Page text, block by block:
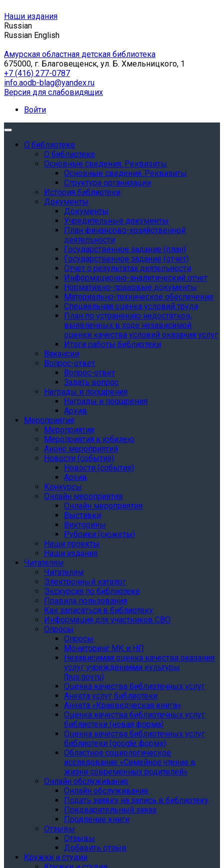
Наши издания
Russian
Russian English
Амурская областная детская библиотека
675000, г. Благовещенск, ул. Б. Хмельницкого, 1
+7 (416) 277-0787
info.aodb-blag@yandex.ru
Версия для слабовидящих
Войти
О библиотеке
О библиотеке
Основные сведения. Реквизиты
Основные сведения. Реквизиты
Структура организации
История библиотеки
Документы
Документы
Учредительные документы
План финансово-хозяйственной
деятельности
Государственное задание (план)
Государственное задание (отчет)
Отчет о результатах деятельности
Информационно-аналитический отчет
Нормативно-правовые документы
Материально-техническое обеспечение
Специальная оценка условий труда
План по устранению недостатков,
выявленных в ходе независимой
оценки качества условий оказания услуг
Итоги работы библиотеки
Вакансии
Вопрос-ответ
Вопрос-ответ
Задать вопрос
Награды и поощрения
Награды и поощрения
Архив
Мероприятия
Мероприятия
Мероприятия к юбилею
Анонс мероприятий
Новости (события)
Новости (события)
Архив
Конкурсы
Онлайн мероприятия
Онлайн мероприятия
Выставки
Викторины
Рубрики (сюжеты)
Наши проекты
Наши издания
Читателям
Читателям
Электронный каталог
Экскурсия по библиотеке
Правила пользования
Как записаться в библиотеку
Информация для участников СВО
Опросы
Опросы
Мониторинг МК и НП
Независимая оценка качества оказания
услуг учреждениями культуры
(bus.gov.ru)
Оценка качества библиотечных услуг
Анкета услуг библиотеки
Анкета «Краеведческая книга»
Oценка качества библиотечных услуг
библиотеки (новая форма)
Oценка качества библиотечных услуг
библиотеки (google форма)
Областное социологическое
исследование «Семейное чтение в
жизни современных родителей»
Онлайн обслуживание
Онлайн обслуживание
Подать заявку на запись в библиотеку
Предварительный заказ
Продление книги
Отзывы
Отзывы
Добавить отзыв
Кружки и студии